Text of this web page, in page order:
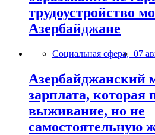
трудоустройство
Азербайджане
Социальная сфера, 07
Азербайджанский
зарплата, которая
выживание, но не
самостоятельную